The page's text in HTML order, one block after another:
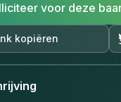
kopiëren
voor deze